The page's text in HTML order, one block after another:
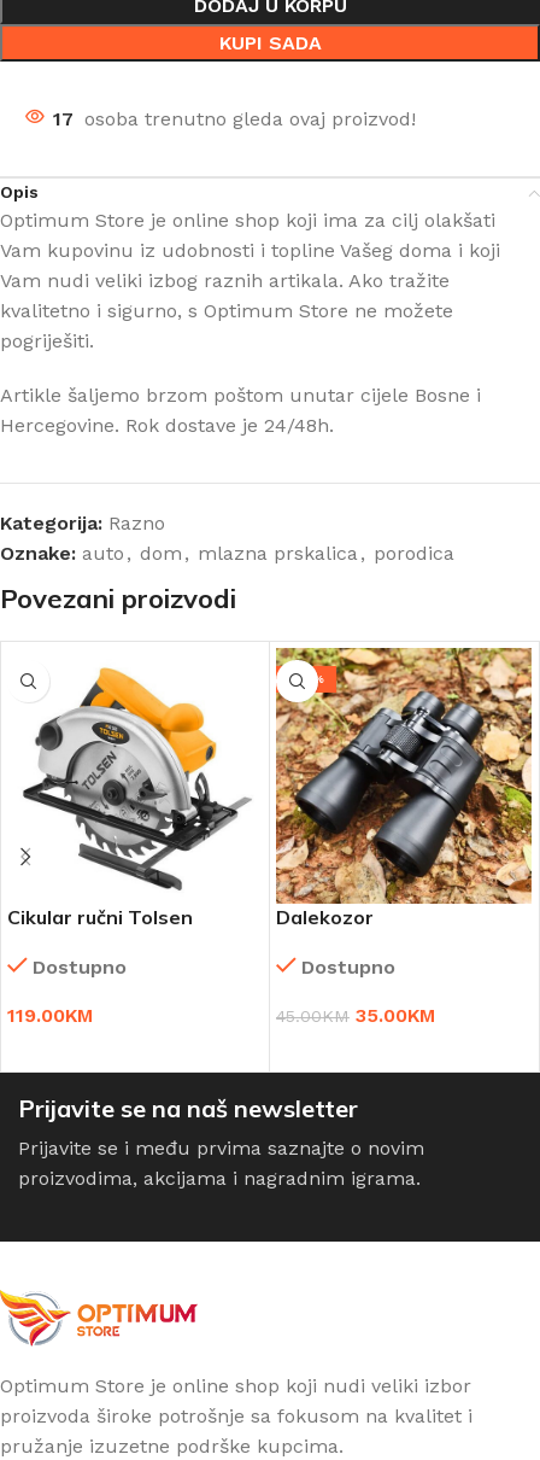
DODAJ U KORPU
KUPI SADA
17 osoba trenutno gleda ovaj proizvod!
Opis
Optimum Store je online shop koji ima za cilj olakšati
Vam kupovinu iz udobnosti i topline Vašeg doma i koji
Vam nudi veliki izbog raznih artikala. Ako tražite
kvalitetno i sigurno, s Optimum Store ne možete
pogriješiti.
Artikle šaljemo brzom poštom unutar cijele Bosne i
Hercegovine. Rok dostave je 24/48h.
Kategorija: Razno
Oznake: auto , dom , mlazna prskalica, porodica
Povezani proizvodi
Cikular ručni Tolsen
Dostupno
119.00KM
-22%
Dalekozor
Dostupno
45.00KM 35.00KM
Prijavite se na naš newsletter
Prijavite se i među prvima saznajte o novim
proizvodima, akcijama i nagradnim igrama.
Optimum Store je online shop koji nudi veliki izbor
proizvoda široke potrošnje sa fokusom na kvalitet i
pružanje izuzetne podrške kupcima.